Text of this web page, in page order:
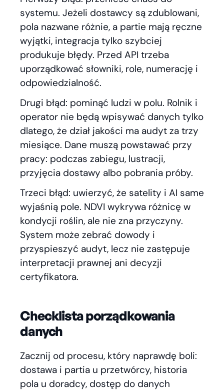
systemu. Jeżeli dostawcy są zdublowani,
pola nazwane różnie, a partie mają ręczne
wyjątki, integracja tylko szybciej
produkuje błędy. Przed API trzeba
uporządkować słowniki, role, numerację i
odpowiedzialność.
Drugi błąd: pominąć ludzi w polu. Rolnik i
operator nie będą wpisywać danych tylko
dlatego, że dział jakości ma audyt za trzy
miesiące. Dane muszą powstawać przy
pracy: podczas zabiegu, lustracji,
przyjęcia dostawy albo pobrania próby.
Trzeci błąd: uwierzyć, że satelity i AI same
wyjaśnią pole. NDVI wykrywa różnicę w
kondycji roślin, ale nie zna przyczyny.
System może zebrać dowody i
przyspieszyć audyt, lecz nie zastępuje
interpretacji prawnej ani decyzji
certyfikatora.
Checklista porządkowania
danych
Zacznij od procesu, który naprawdę boli:
dostawa i partia u przetwórcy, historia
pola u doradcy, dostęp do danych